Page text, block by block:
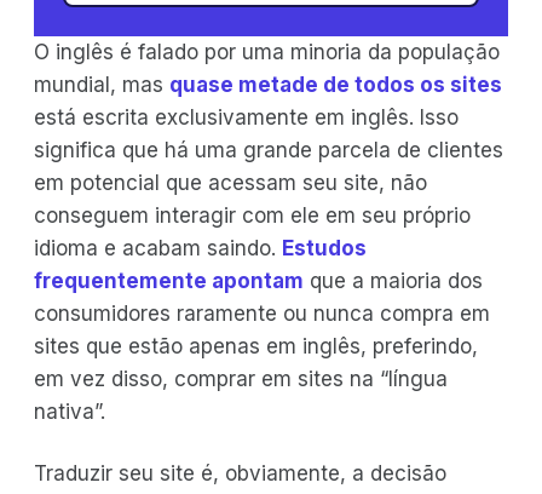
O inglês é falado por uma minoria da população
mundial, mas quase metade de todos os sites
está escrita exclusivamente em inglês. Isso
significa que há uma grande parcela de clientes
em potencial que acessam seu site, não
conseguem interagir com ele em seu próprio
idioma e acabam saindo. Estudos
frequentemente apontam que a maioria dos
consumidores raramente ou nunca compra em
sites que estão apenas em inglês, preferindo,
em vez disso, comprar em sites na “língua
nativa”.
Traduzir seu site é, obviamente, a decisão